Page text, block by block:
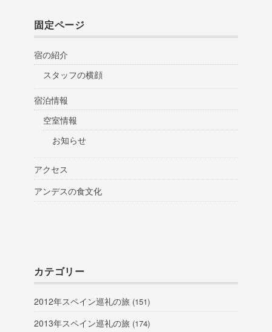
固定ページ
宿の紹介
スタッフの横顔
宿泊情報
空室情報
お知らせ
アクセス
アンデスの食文化
カテゴリー
2012年スペイン巡礼の旅 (151)
2013年スペイン巡礼の旅 (174)